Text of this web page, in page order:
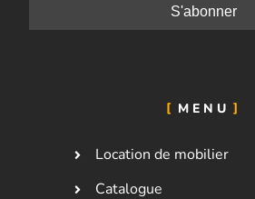
MENU
Location de mobilier
Catalogue